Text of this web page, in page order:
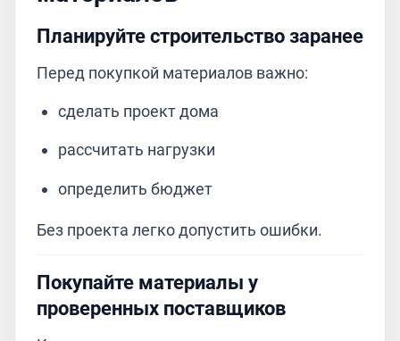
Планируйте строительство заранее
Перед покупкой материалов важно:
сделать проект дома
рассчитать нагрузки
определить бюджет
Без проекта легко допустить ошибки.
Покупайте материалы у
проверенных поставщиков